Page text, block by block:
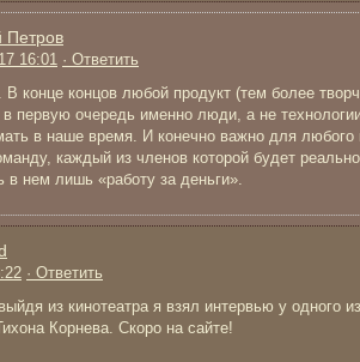
Петров
16:01 · Ответить
В конце концов любой продукт (тем более
первую очередь именно люди, а не
в наше время. И конечно важно для любого
каждый из членов которой будет
нем лишь «работу за деньги».
· Ответить
из кинотеатра я взял интервью у одного
Корнева. Скоро на сайте!